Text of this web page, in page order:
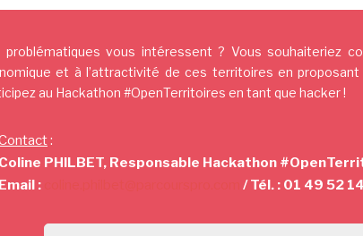
problématiques vous intéressent ? Vous souhaiteriez
et à l’attractivité de ces territoires en
au Hackathon #OpenTerritoires en tant que hacker !
:
Coline PHILBET, Responsable Hackathon
Email :
/Tél. : 01 49 52